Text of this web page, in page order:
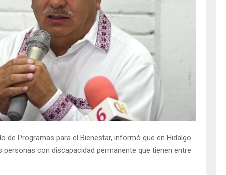
de Programas para el Bienestar, informó que en Hidalgo
con discapacidad permanente que tienen entre